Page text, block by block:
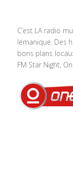
C’est LA radio
lémanique. Des
bons plans
FM Star Night,